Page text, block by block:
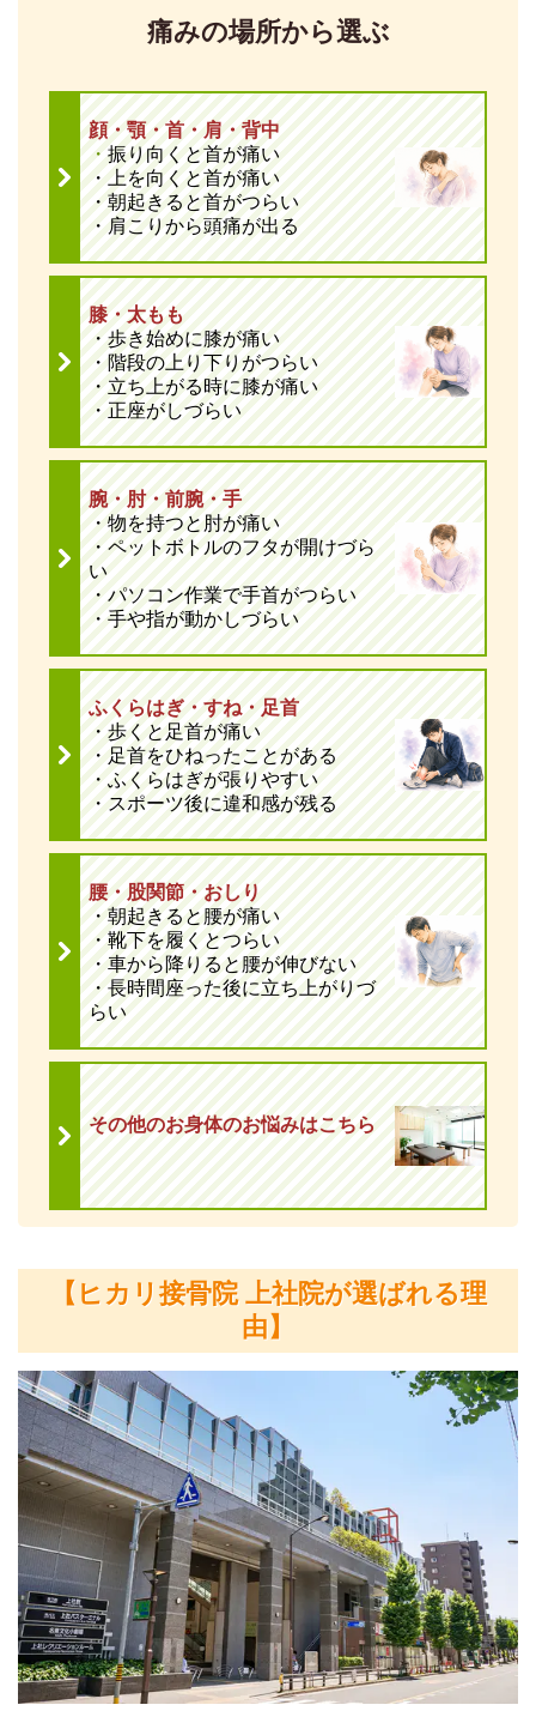
痛みの場所から選ぶ
顔・顎・首・肩・背中
・振り向くと首が痛い
・上を向くと首が痛い
・朝起きると首がつらい
・肩こりから頭痛が出る
膝・太もも
・歩き始めに膝が痛い
・階段の上り下りがつらい
・立ち上がる時に膝が痛い
・正座がしづらい
腕・肘・前腕・手
・物を持つと肘が痛い
・ペットボトルのフタが開けづら
い
・パソコン作業で手首がつらい
・手や指が動かしづらい
ふくらはぎ・すね・足首
・歩くと足首が痛い
・足首をひねったことがある
・ふくらはぎが張りやすい
・スポーツ後に違和感が残る
腰・股関節・おしり
・朝起きると腰が痛い
・靴下を履くとつらい
・車から降りると腰が伸びない
・長時間座った後に立ち上がりづ
らい
その他のお身体のお悩みはこちら
【ヒカリ接骨院 上社院が選ばれる理
由】